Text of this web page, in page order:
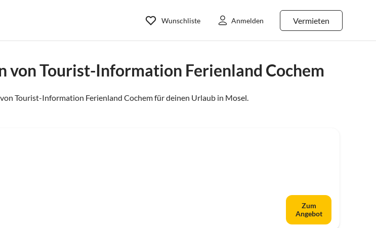
Vermieten
Wunschliste Anmelden
von Tourist-Information Ferienland Cochem
Tourist-Information Ferienland Cochem für deinen Urlaub in Mosel.
Zum
Angebot